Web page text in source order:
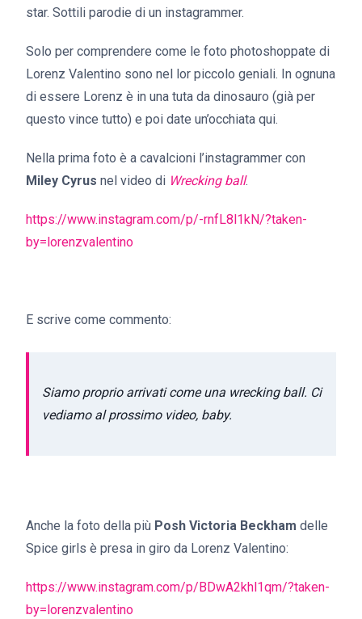
star. Sottili parodie di un instagrammer.
Solo per comprendere come le foto photoshoppate di
Lorenz Valentino sono nel lor piccolo geniali. In ognuna
di essere Lorenz è in una tuta da dinosauro (già per
questo vince tutto) e poi date un’occhiata qui.
Nella prima foto è a cavalcioni l’instagrammer con
Miley Cyrus nel video di Wrecking ball.
https://www.instagram.com/p/-rnfL8l1kN/?taken-
by=lorenzvalentino
E scrive come commento:
Siamo proprio arrivati come una wrecking ball. Ci
vediamo al prossimo video, baby.
Anche la foto della più Posh Victoria Beckham delle
Spice girls è presa in giro da Lorenz Valentino:
https://www.instagram.com/p/BDwA2khl1qm/?taken-
by=lorenzvalentino